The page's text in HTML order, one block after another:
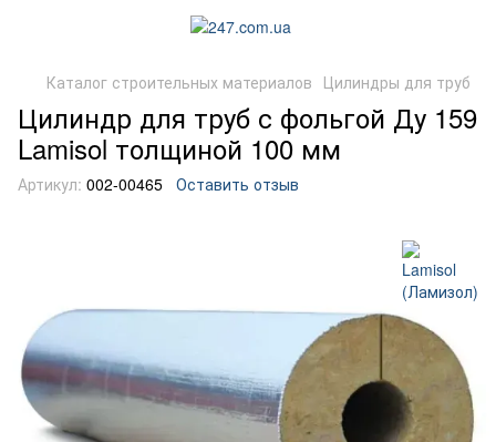
Каталог строительных материалов Цилиндры для труб
Цилиндр для труб с фольгой Ду 159
Lamisol толщиной 100 мм
Артикул: 002-00465 Оставить отзыв